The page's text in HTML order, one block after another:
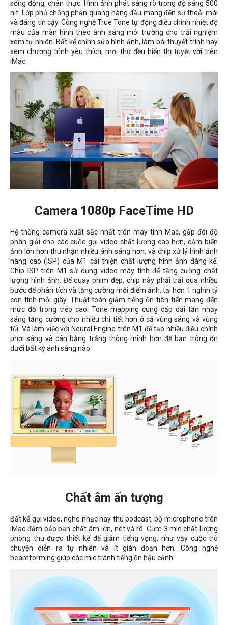
sống động, chân thực. Hình ảnh phát sáng rõ trong độ sáng 500
nit. Lớp phủ chống phản quang hàng đầu mang đến sự thoải mái
và đáng tin cậy. Công nghệ True Tone tự động điều chỉnh nhiệt độ
màu của màn hình theo ánh sáng môi trường cho trải nghiệm
xem tự nhiên. Bất kể chỉnh sửa hình ảnh, làm bài thuyết trình hay
xem chương trình yêu thích, mọi thứ đều hiển thị tuyệt vời trên
iMac.
Camera 1080p FaceTime HD
Hệ thống camera xuất sắc nhất trên máy tính Mac, gấp đôi độ
phân giải cho các cuộc gọi video chất lượng cao hơn, cảm biến
ảnh lớn hơn thu nhận nhiều ánh sáng hơn, và chip xử lý hình ảnh
nâng cao (ISP) của M1 cải thiện chất lượng hình ảnh đáng kể.
Chip ISP trên M1 sử dụng video máy tính để tăng cường chất
lượng hình ảnh. Để quay phim đẹp, chip này phải trải qua nhiều
bước để phân tích và tăng cường mỗi điểm ảnh, tại hơn 1 nghìn tỷ
con tính mỗi giây. Thuật toán giảm tiếng ồn tiên tiến mang đến
mức độ trong trẻo cao. Tone mapping cung cấp dải tần nhạy
sáng tăng cường cho nhiều chi tiết hơn ở cả vùng sáng và vùng
tối. Và làm việc với Neural Engine trên M1 để tạo nhiều điều chỉnh
phơi sáng và cân bằng trắng thông minh hơn để bạn trông ổn
dưới bất kỳ ánh sáng nào.
Chất âm ấn tượng
Bất kể gọi video, nghe nhạc hay thu podcast, bộ microphone trên
iMac đảm bảo bạn chất âm lớn, nét và rõ. Cụm 3 mic chất lượng
phòng thu được thiết kế để giảm tiếng vọng, như vậy cuộc trò
chuyện diễn ra tự nhiên và ít gián đoạn hơn. Công nghệ
beamforming giúp các mic tránh tiếng ồn hậu cảnh.